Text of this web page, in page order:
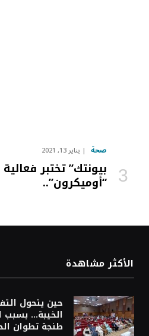
صحة يناير 13, 2021
بيونتك” تختبر
“أوميكرون”..
الأكثر مشاهدة
حين يتحول
الخيبة…
طنجة تطوان